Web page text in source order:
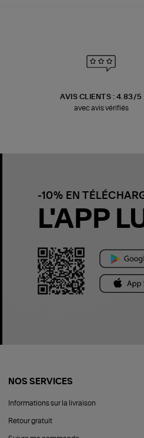
AVIS CLIENTS : 4.83/5
avec avis vérifiés
-10% EN
L'APP
NOS SERVICES
Informations sur la livraison
Retour gratuit